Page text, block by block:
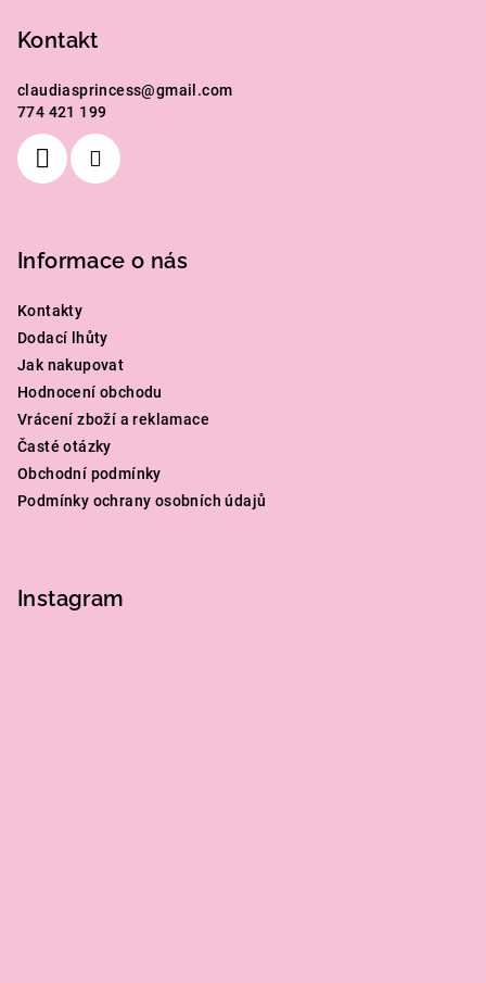
Kontakt
claudiasprincess@gmail.com
774 421 199
Informace o nás
Kontakty
Dodací lhůty
Jak nakupovat
Hodnocení obchodu
Vrácení zboží a reklamace
Časté otázky
Obchodní podmínky
Podmínky ochrany osobních údajů
Instagram